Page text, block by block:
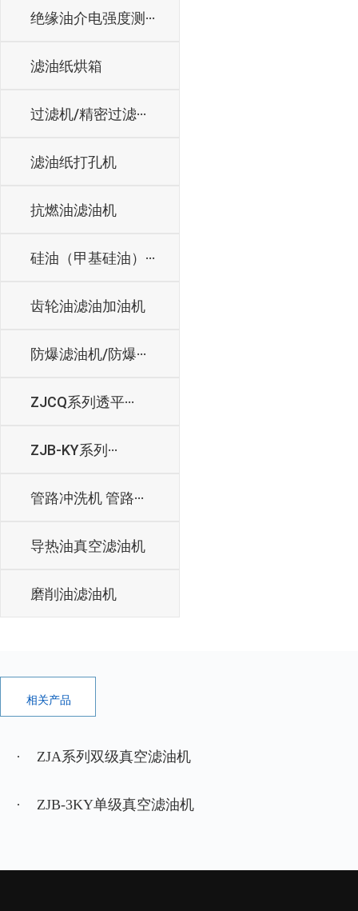
绝缘油介电强度测···
滤油纸烘箱
过滤机/精密过滤···
滤油纸打孔机
抗燃油滤油机
硅油（甲基硅油）···
齿轮油滤油加油机
防爆滤油机/防爆···
ZJCQ系列透平···
ZJB-KY系列···
管路冲洗机 管路···
导热油真空滤油机
磨削油滤油机
相关产品
· ZJA系列双级真空滤油机
· ZJB-3KY单级真空滤油机